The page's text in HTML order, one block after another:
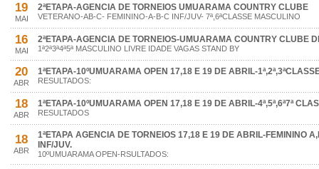
19
MAI
2ªETAPA-AGENCIA DE TORNEIOS UMUARAMA COUNTRY CLUBE
VETERANO-AB-C- FEMININO-A-B-C INF/JUV- 7ª,6ªCLASSE MASCULINO
16
MAI
2ªETAPA-AGENCIA DE TORNEIOS-UMUARAMA COUNTRY CLUBE
1ª2ª3ª4ª5ª MASCULINO LIVRE IDADE VAGAS STAND BY
20
ABR
1ªETAPA-10ºUMUARAMA OPEN 17,18 E 19 DE ABRIL-
RESULTADOS:
18
ABR
1ªETAPA-10ºUMUARAMA OPEN 17,18 E 19 DE ABRIL-4ª,5ª,6ª7ª
RESULTADOS
18
ABR
1ªETAPA AGENCIA DE TORNEIOS 17,18 E 19 DE ABRIL-FEMININO
INF/JUV.
10ºUMUARAMA OPEN-RSULTADOS: